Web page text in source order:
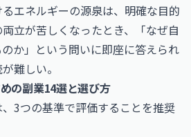
エネルギーの源泉は、明確な目的
立が苦しくなったとき、「なぜ自
か」という問いに即座に答えられ
難しい。
の副業14選と選び方
3つの基準で評価することを推奨